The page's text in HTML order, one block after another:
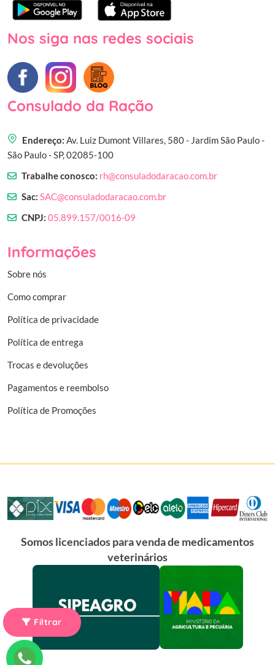
Filtrar
Nos siga nas redes sociais
Consulado da Ração
Endereço: Av. Luiz Dumont Villares, 580 - Jardim São Paulo -
São Paulo - SP, 02085-100
Trabalhe conosco: rh@consuladodaracao.com.br
Sac: SAC@consuladodaracao.com.br
CNPJ: 05.899.157/0016-09
Informações
Sobre nós
Como comprar
Política de privacidade
Política de entrega
Trocas e devoluções
Pagamentos e reembolso
Política de Promoções
Somos licenciados para venda de medicamentos
veterinários